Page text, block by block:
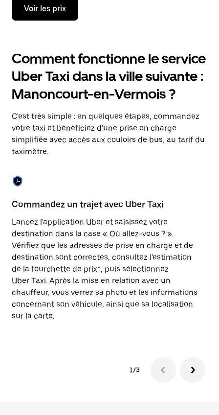
Appuyez
la
bas
pour
ouvrir
le
calendrier
et
une
date.
Appuyez
sur
la
pour
fermer
calendrier.
Voir les prix
Comment fonctionne le service
Uber Taxi dans la ville suivante :
Manoncourt-en-Vermois ?
C'est très simple : en quelques étapes, commandez
votre taxi et bénéficiez d'une prise en charge
simplifiée avec accès aux couloirs de bus, au tarif du
taximètre.
Commandez un trajet avec Uber Taxi
Lancez l'application Uber et saisissez votre
destination dans la case « Où allez-vous ? ».
Vérifiez que les adresses de prise en charge et de
destination sont correctes, consultez l'estimation
de la fourchette de prix*, puis sélectionnez
Uber Taxi. Après la mise en relation avec un
chauffeur, vous verrez sa photo et les informations
concernant son véhicule, ainsi que sa localisation
sur la carte.
1/3